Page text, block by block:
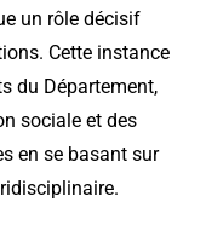
un rôle décisif
Cette instance
du Département,
sociale et des
en se basant sur